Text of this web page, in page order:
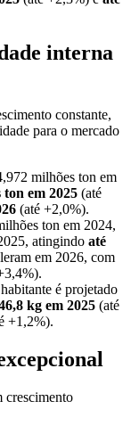
interna
constante,
para o mercado
milhões ton em
ton em 2025 (até
(até +2,0%).
ton em 2024,
atingindo até
em 2026, com
é projetado
kg em 2025 (até
+1,2%).
crescimento